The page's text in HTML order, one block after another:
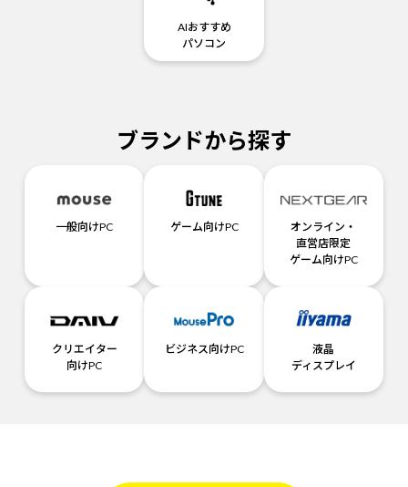
AIおすすめ
パソコン
ブランドから探す
一般向けPC ゲーム向けPC
オンライン・
直営店限定
ゲーム向けPC
クリエイター
向けPC
ビジネス向けPC
液晶
ディスプレイ